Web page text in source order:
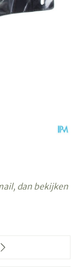
dan bekijken